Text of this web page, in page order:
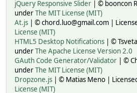
jQuery Responsive Slider | © booncon
underThe MIT License (MIT)
At.js | © chord.luo@gmail.com |
License (MIT)
HTML5 Desktop Notifications | ©
underThe Apache License Version 2.0
GAuth Code Generator/Validator | ©
underThe MIT License (MIT)
Dropzone.js | © Matias Meno |
License (MIT)